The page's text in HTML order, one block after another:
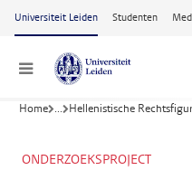
Ga naar hoofdinhoud
Universiteit Leiden Studenten
Menu
Home ... Hellenistische
ONDERZOEKSPROJECT